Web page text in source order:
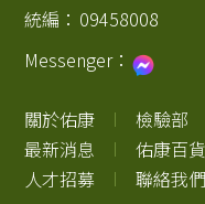
統編： 09458008
Messenger：
關於佑康 檢驗部
最新消息
佑康百貨
人才招募
聯絡我們